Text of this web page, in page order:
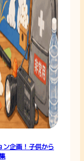
ン企画！子供から